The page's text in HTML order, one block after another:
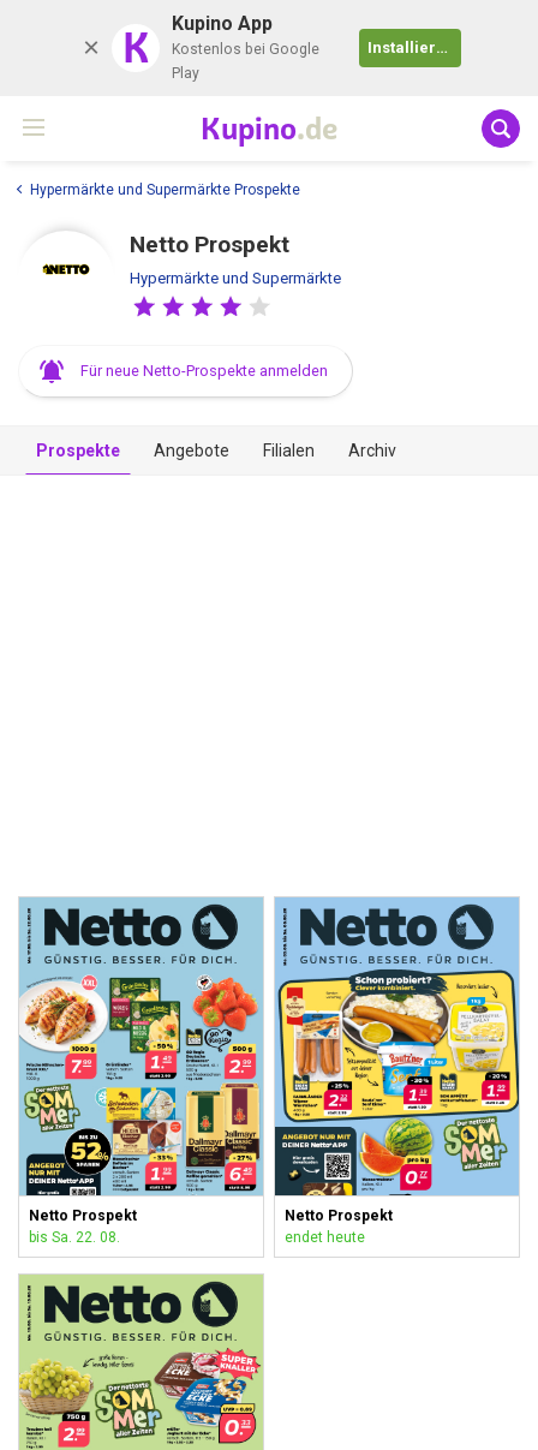
K Kupino App
Kostenlos bei Google
Play
Installieren
Kupino.de
Hypermärkte und Supermärkte Prospekte
Netto Prospekt
Hypermärkte und Supermärkte
Für neue Netto-Prospekte anmelden
Prospekte Angebote Filialen Archiv
Netto Prospekt
bis Sa. 22. 08.
Netto Prospekt
endet heute